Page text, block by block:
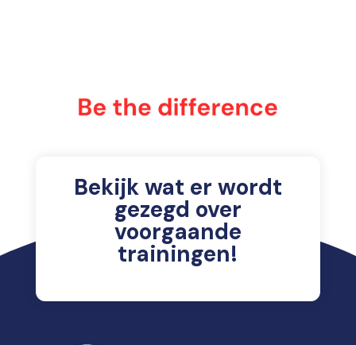
Bekijk wat er wordt
gezegd over
voorgaande
trainingen!